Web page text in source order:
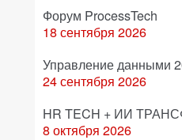
Форум ProcessTech
18 сентября 2026
Управление данными
24 сентября 2026
HR TECH + ИИ
8 октября 2026